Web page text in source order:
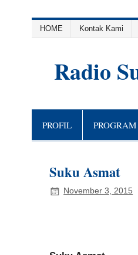
HOME Kontak Kami
Radio
PROFIL
Suku Asmat
November 3, 2015